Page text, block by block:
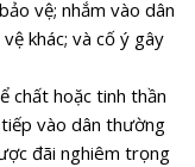
vệ; nhắm vào dân
khác; và cố ý gây
chất hoặc tinh thần
vào dân thường
đãi nghiêm trọng